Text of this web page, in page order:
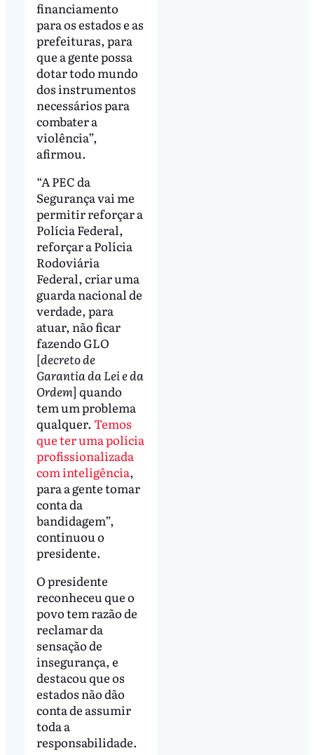
financiamento
para os estados e as
prefeituras, para
que a gente possa
dotar todo mundo
dos instrumentos
necessários para
combater a
violência”,
afirmou.
“A PEC da
Segurança vai me
permitir reforçar a
Polícia Federal,
reforçar a Polícia
Rodoviária
Federal, criar uma
guarda nacional de
verdade, para
atuar, não ficar
fazendo GLO
[decreto de
Garantia da Lei e da
Ordem] quando
tem um problema
qualquer. Temos
que ter uma polícia
profissionalizada
com inteligência,
para a gente tomar
conta da
bandidagem”,
continuou o
presidente.
O presidente
reconheceu que o
povo tem razão de
reclamar da
sensação de
insegurança, e
destacou que os
estados não dão
conta de assumir
toda a
responsabilidade.